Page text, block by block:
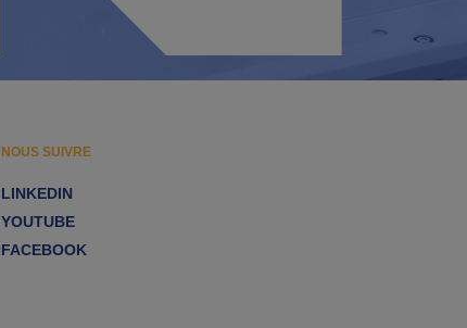
NOUS SUIVRE
LINKEDIN
YOUTUBE
FACEBOOK